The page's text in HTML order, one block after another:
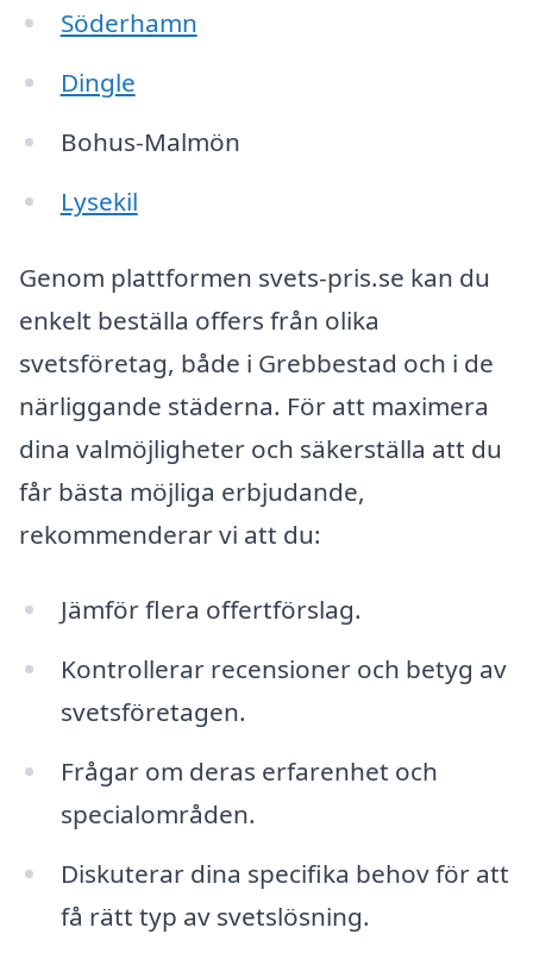
Söderhamn
Dingle
Bohus-Malmön
Lysekil
Genom plattformen svets-pris.se kan du
enkelt beställa offers från olika
svetsföretag, både i Grebbestad och i de
närliggande städerna. För att maximera
dina valmöjligheter och säkerställa att du
får bästa möjliga erbjudande,
rekommenderar vi att du:
Jämför flera offertförslag.
Kontrollerar recensioner och betyg av
svetsföretagen.
Frågar om deras erfarenhet och
specialområden.
Diskuterar dina specifika behov för att
få rätt typ av svetslösning.